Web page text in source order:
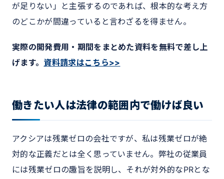
が足りない」と主張するのであれば、根本的な考え方
のどこかが間違っていると言わざるを得ません。
実際の開発費用・期間をまとめた資料を無料で差し上
げます。 資料請求はこちら>>
働きたい人は法律の範囲内で働けば良い
アクシアは残業ゼロの会社ですが、私は残業ゼロが絶
対的な正義だとは全く思っていません。弊社の従業員
には残業ゼロの趣旨を説明し、それが対外的なPRとな